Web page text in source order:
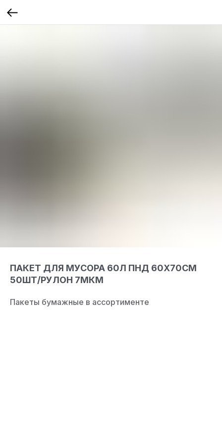
ПАКЕТ ДЛЯ МУСОРА 60Л ПНД 60Х70СМ
50ШТ/РУЛОН 7МКМ
Пакеты бумажные в ассортименте